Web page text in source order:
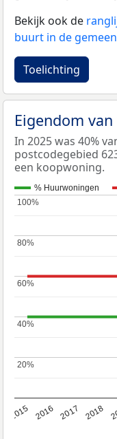
Bekijk ook de
buurt in de
Toelichting
Eigendom
In 2025 was 40%
postcodegebied
een koopwoning.
% Huurwoningen
2015 2016 2017 2018
20%
20%
40%
40%
60%
60%
80%
80%
100%
100%